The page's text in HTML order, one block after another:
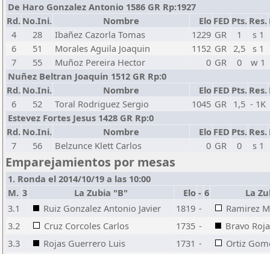
De Haro Gonzalez Antonio 1586 GR Rp:1927
Rd. No.Ini. Nombre Elo FED Pts. Res.
4
28 Ibañez Cazorla Tomas 1229 GR 1
s 1
6
51 Morales Aguila Joaquin 1152 GR 2,5 s 1
7
55 Muñoz Pereira Hector 0 GR 0
w 1
Nuñez Beltran Joaquin 1512 GR Rp:0
Rd. No.Ini. Nombre Elo FED Pts. Res.
6
52 Toral Rodriguez Sergio 1045 GR 1,5 - 1K
Estevez Fortes Jesus 1428 GR Rp:0
Rd. No.Ini. Nombre Elo FED Pts. Res.
7
56 Belzunce Klett Carlos 0 GR 0 s 1
Emparejamientos por mesas
1. Ronda el 2014/10/19 a las 10:00
M. 3 La Zubia "B" Elo - 6
La
3.1
Ruiz Gonzalez Antonio Javier 1819 -
Ramirez
3.2
Cruz Corcoles Carlos 1735 -
Bravo
3.3
Rojas Guerrero Luis 1731 -
Ortiz